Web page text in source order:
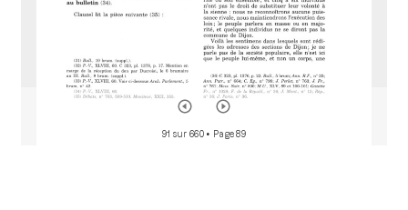
91 sur 660 • Page 89